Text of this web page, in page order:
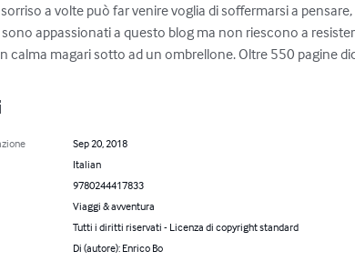
a volte può far venire voglia di soffermarsi a
appassionati a questo blog ma non riescono a
calma magari sotto ad un ombrellone. Oltre 550 pagine
Sep 20, 2018
Italian
9780244417833
Viaggi & avventura
Tutti i diritti riservati - Licenza di copyright standard
Di (autore): Enrico Bo